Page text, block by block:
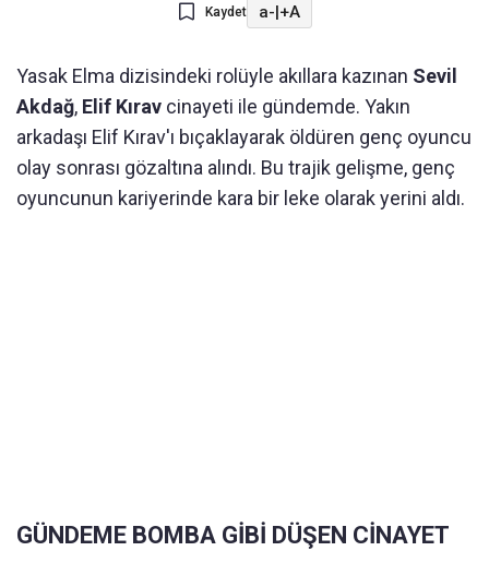
Kaydet a-|+A
Yasak Elma dizisindeki rolüyle akıllara kazınan Sevil
Akdağ, Elif Kırav cinayeti ile gündemde. Yakın
arkadaşı Elif Kırav'ı bıçaklayarak öldüren genç oyuncu
olay sonrası gözaltına alındı. Bu trajik gelişme, genç
oyuncunun kariyerinde kara bir leke olarak yerini aldı.
GÜNDEME BOMBA GİBİ DÜŞEN CİNAYET